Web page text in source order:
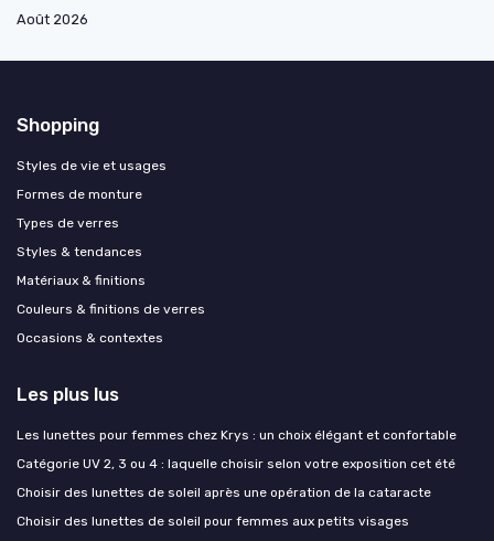
Août 2026
Shopping
Styles de vie et usages
Formes de monture
Types de verres
Styles & tendances
Matériaux & finitions
Couleurs & finitions de verres
Occasions & contextes
Les plus lus
Les lunettes pour femmes chez Krys : un choix élégant et confortable
Catégorie UV 2, 3 ou 4 : laquelle choisir selon votre exposition cet été
Choisir des lunettes de soleil après une opération de la cataracte
Choisir des lunettes de soleil pour femmes aux petits visages